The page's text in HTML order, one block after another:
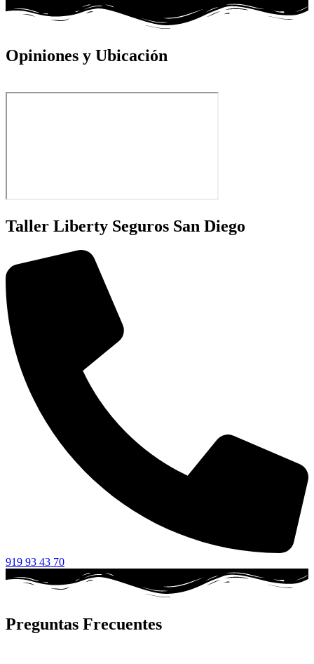
Opiniones y Ubicación
Taller Liberty Seguros San Diego
919 93 43 70
Preguntas Frecuentes